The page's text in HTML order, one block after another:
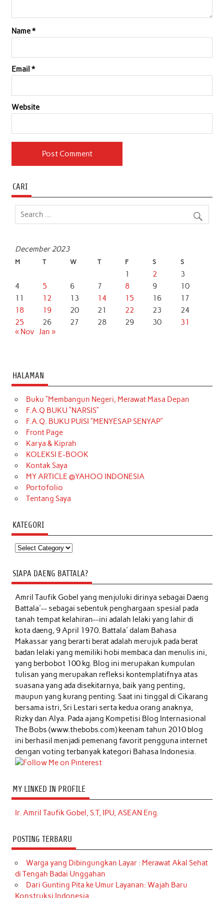
Name*
Email *
Website
CARI
December 2023
M T W T F S S
1 2
3
4
5 6 7 8 9
10
11
12 13 14 15 16
17
18
19 20 21 22 23
24
25
26 27 28 29 30
31
« Nov Jan »
HALAMAN
Buku “Membangun Negeri, Merawat Masa Depan
F.A.Q BUKU “NARSIS”
F.A.Q. BUKU PUISI “MENYESAP SENYAP”
Front Page
Karya & Kiprah
KOLEKSI E-BOOK
Kontak Saya
MY ARTICLE @YAHOO INDONESIA
Portofolio
Tentang Saya
KATEGORI
Kategori
SIAPA DAENG BATTALA?
Amril Taufik Gobelyang menjuluki dirinya sebagai Daeng
Battala'-- sebagai sebentuk penghargaan spesial pada
tanah tempat kelahiran--ini adalah lelaki yang lahir di
kota daeng, 9 April 1970. Battala' dalam Bahasa
Makassar yang berarti berat adalah merujuk pada berat
badan lelaki yang memiliki hobi membaca dan menulis ini,
yang berbobot 100 kg. Blog ini merupakan kumpulan
tulisan yang merupakan refleksi kontemplatifnya atas
suasana yang ada disekitarnya, baik yang penting,
maupun yang kurang penting. Saat ini tinggal di Cikarang
bersama istri, Sri Lestari serta kedua orang anaknya,
Rizky dan Alya. Pada ajang Kompetisi Blog Internasional
The Bobs (www.thebobs.com) keenam tahun 2010 blog
ini berhasil menjadi pemenang favorit pengguna internet
dengan voting terbanyak kategori Bahasa Indonesia.
MY LINKED IN PROFILE
Ir. Amril Taufik Gobel, S.T, IPU, ASEAN Eng.
POSTING TERBARU
Warga yang Dibingungkan Layar : Merawat Akal Sehat
di Tengah Badai Unggahan
Dari Gunting Pita ke Umur Layanan: Wajah Baru
Konstruksi Indonesia